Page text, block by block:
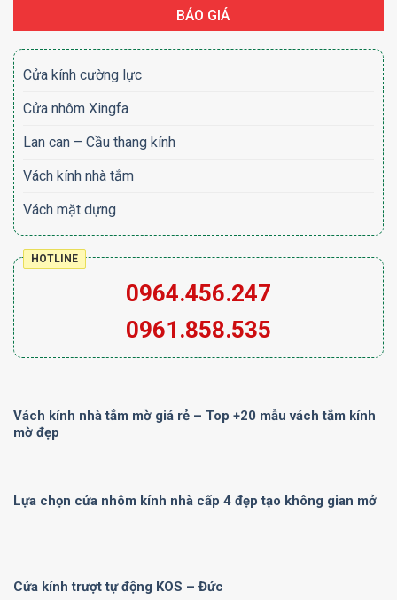
BÁO GIÁ
Cửa kính cường lực
Cửa nhôm Xingfa
Lan can – Cầu thang kính
Vách kính nhà tắm
Vách mặt dựng
HOTLINE
0964.456.247
0961.858.535
Vách kính nhà tắm mờ giá rẻ – Top +20 mẫu vách tắm kính
mờ đẹp
Lựa chọn cửa nhôm kính nhà cấp 4 đẹp tạo không gian mở
Cửa kính trượt tự động KOS – Đức